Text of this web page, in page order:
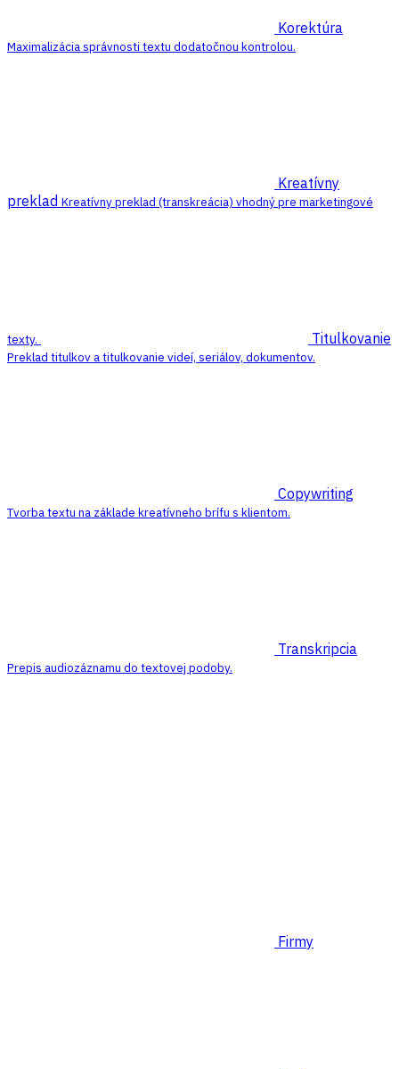
Korektúra
Maximalizácia správnosti textu dodatočnou kontrolou.
Kreatívny
preklad Kreatívny preklad (transkreácia) vhodný pre marketingové
texty. Titulkovanie
Preklad titulkov a titulkovanie videí, seriálov, dokumentov.
Copywriting
Tvorba textu na základe kreatívneho brífu s klientom.
Transkripcia
Prepis audiozáznamu do textovej podoby.
Firmy